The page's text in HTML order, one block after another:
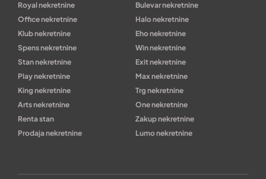
Royal nekretnine
Bulevar nekretnine
Office nekretnine
Halo nekretnine
Klub nekretnine
Eho nekretnine
Spens nekretnine
Win nekretnine
Stan nekretnine
Exit nekretnine
Play nekretnine
Max nekretnine
King nekretnine
Trg nekretnine
Arts nekretnine
One nekretnine
Renta stan
Zakup nekretnine
Prodaja nekretnine
Lumo nekretnine